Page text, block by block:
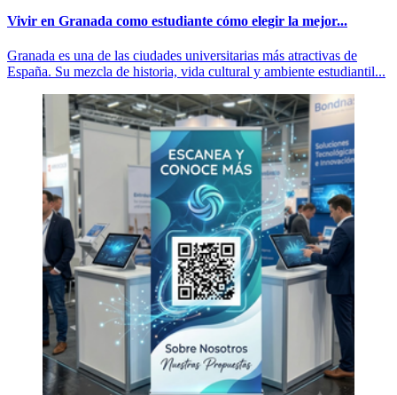
Vivir en Granada como estudiante cómo elegir la mejor...
Granada es una de las ciudades universitarias más atractivas de
España. Su mezcla de historia, vida cultural y ambiente estudiantil...